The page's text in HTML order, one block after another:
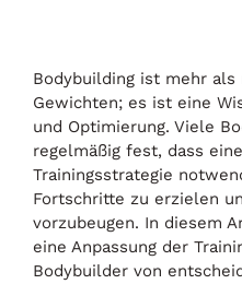
Bodybuilding ist mehr als
Gewichten; es ist eine
und Optimierung. Viele
regelmäßig fest, dass
Trainingsstrategie
Fortschritte zu erzielen
vorzubeugen. In diesem
eine Anpassung der
Bodybuilder von